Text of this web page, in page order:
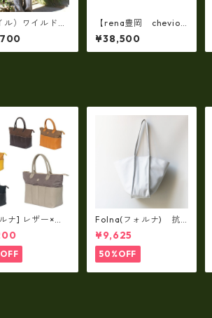
ル）ワイルドシ
クレザー2WAY
ダーバッグ ・ス
サイズ（日本
【rena豊岡 chevio
t】【豊岡製・火山灰
+松墨手染め】8号帆
布・口折り斜め掛けシ
¥38,500
ナ] レザー×パ
ン筒型2way シ
クレザー×79A
ィン トートL f
Folna(フォルナ) 抗
菌ソフトスムースレザ
ー トートバッグ / FOL
NA RD fo-083244
¥9,625
50%OFF